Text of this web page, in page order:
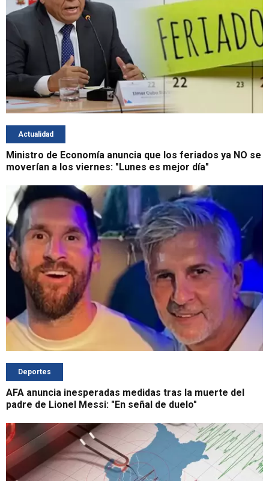
Actualidad
Ministro de Economía anuncia que los feriados ya NO se
moverían a los viernes: "Lunes es mejor día"
Deportes
AFA anuncia inesperadas medidas tras la muerte del
padre de Lionel Messi: "En señal de duelo"